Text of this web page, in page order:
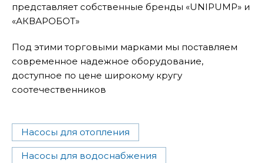
представляет собственные бренды «UNIPUMP» и
«АКВАРОБОТ»
Под этими торговыми марками мы поставляем
современное надежное оборудование,
доступное по цене широкому кругу
соотечественников
Насосы для отопления
Насосы для водоснабжения